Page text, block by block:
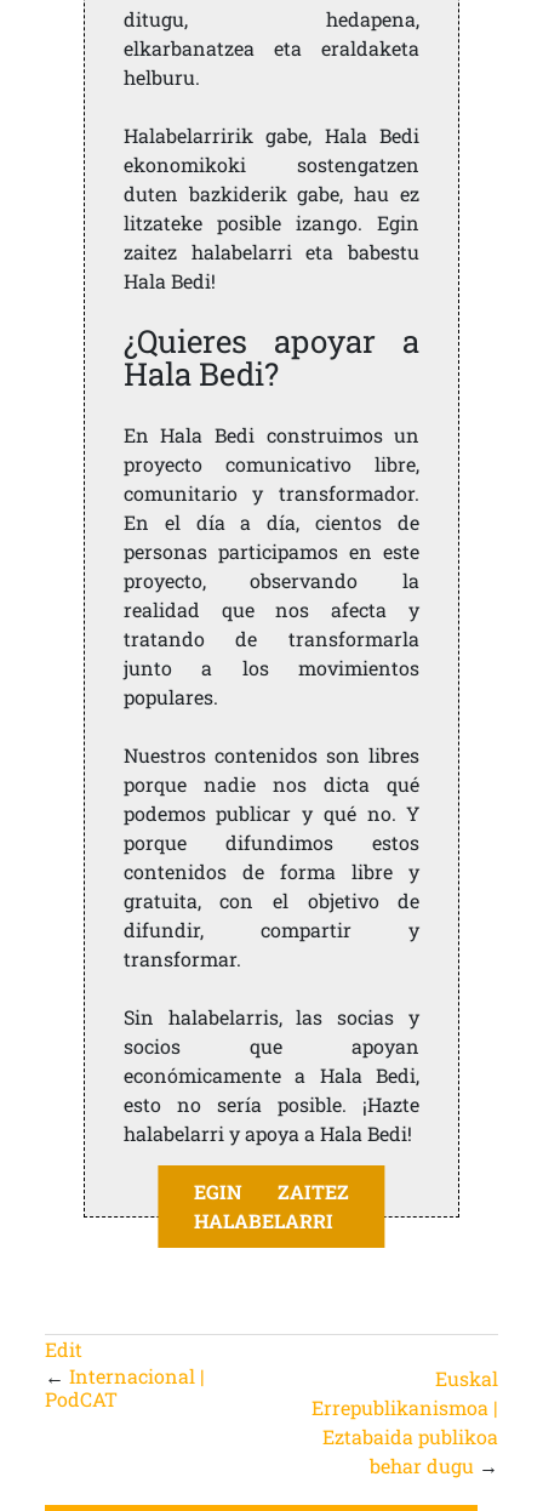
ditugu, hedapena,
elkarbanatzea eta eraldaketa
helburu.
Halabelarririk gabe, Hala Bedi
ekonomikoki sostengatzen
duten bazkiderik gabe, hau ez
litzateke posible izango. Egin
zaitez halabelarri eta babestu
Hala Bedi!
¿Quieres apoyar a
Hala Bedi?
En Hala Bedi construimos un
proyecto comunicativo libre,
comunitario y transformador.
En el día a día, cientos de
personas participamos en este
proyecto, observando la
realidad que nos afecta y
tratando de transformarla
junto a los movimientos
populares.
Nuestros contenidos son libres
porque nadie nos dicta qué
podemos publicar y qué no. Y
porque difundimos estos
contenidos de forma libre y
gratuita, con el objetivo de
difundir, compartir y
transformar.
Sin halabelarris, las socias y
socios que apoyan
económicamente a Hala Bedi,
esto no sería posible. ¡Hazte
halabelarri y apoya a Hala Bedi!
EGIN ZAITEZ
HALABELARRI
Edit
← Internacional |
PodCAT
Euskal
Errepublikanismoa |
Eztabaida publikoa
behar dugu →